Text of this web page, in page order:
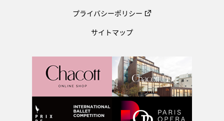
プライバシーポリシー
サイトマップ